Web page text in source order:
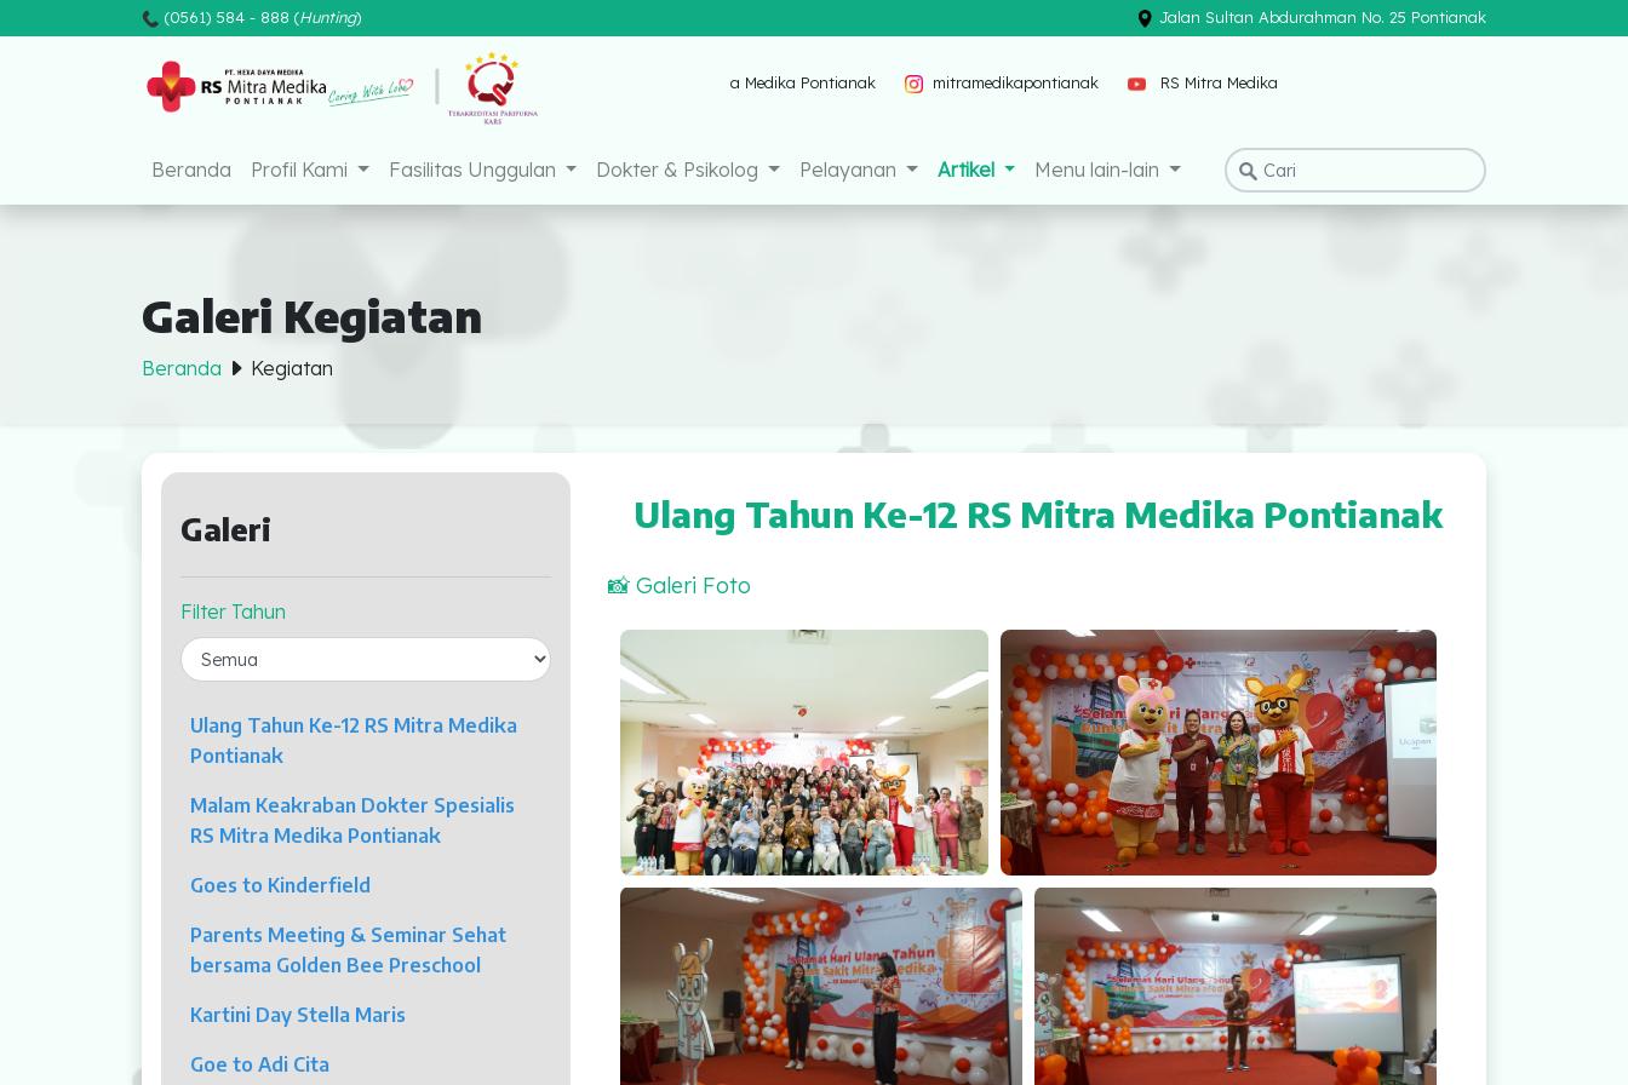
(0561) 584 - 888 (Hunting) Jalan Sultan Abdurahman No. 25 Pontianak
Mitra Medika Pontianak mitramedikapontianak RS Mitra Medika Pontianak
Beranda Profil Kami Fasilitas Unggulan Dokter & Psikolog Pelayanan Artikel Menu lain-lain
Profil Kami
Profil Kami
Fasilitas Unggulan
Endoskopi
Laparaskopi
Multi Slice CT-Scan 128 Slices
Dialisis
Mamografi
Galeri Kegiatan
Beranda Kegiatan
Galeri
Filter Tahun
Ulang Tahun Ke-12 RS Mitra Medika
Pontianak
Malam Keakraban Dokter Spesialis
RS Mitra Medika Pontianak
Goes to Kinderfield
Parents Meeting & Seminar Sehat
bersama Golden Bee Preschool
Kartini Day Stella Maris
Goe to Adi Cita
Ulang Tahun Ke-12 RS Mitra Medika Pontianak
📸 Galeri Foto
Launching Maskot Resmi RS Mitra Medika, Phill &
Lily
Launching Salam Mitra Medika